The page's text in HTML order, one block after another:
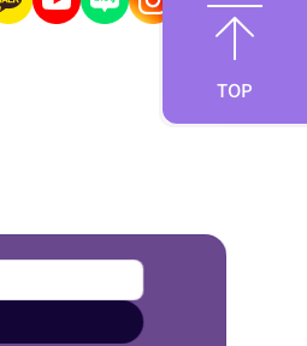
TOP